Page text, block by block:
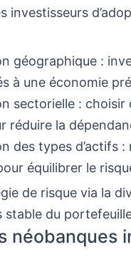
investisseurs
géographique :
à une économie
sectorielle :
réduire la
des types d’actifs
équilibrer le
de risque via la
stable du
néobanques